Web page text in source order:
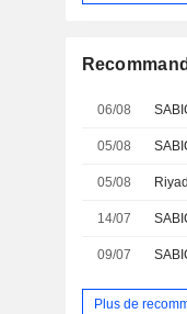
06/08
05/08
05/08
14/07
09/07
Plus de